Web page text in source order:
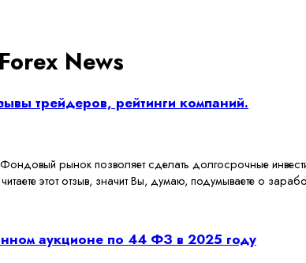
Forex News
трейдеров, рейтинги компаний.
рынок позволяет сделать долгосрочные
этот отзыв, значит Вы, думаю, подумываете о
аукционе по 44 ФЗ в 2025 году